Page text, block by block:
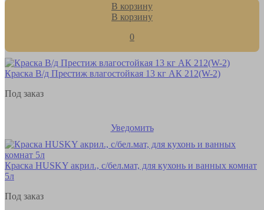
В корзину
В корзину
0
Краска В/д Престиж влагостойкая 13 кг АК 212(W-2)
Под заказ
Уведомить
Краска HUSKY акрил., с/бел.мат, для кухонь и ванных комнат
5л
Под заказ